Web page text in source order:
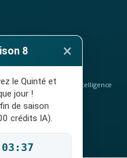
classement ELO et intelligence
interdit aux mineurs.
8 ×
le Quinté et
jour !
de saison
crédits IA).